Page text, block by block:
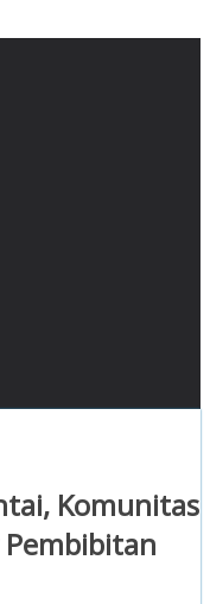
Komunitas
Pembibitan